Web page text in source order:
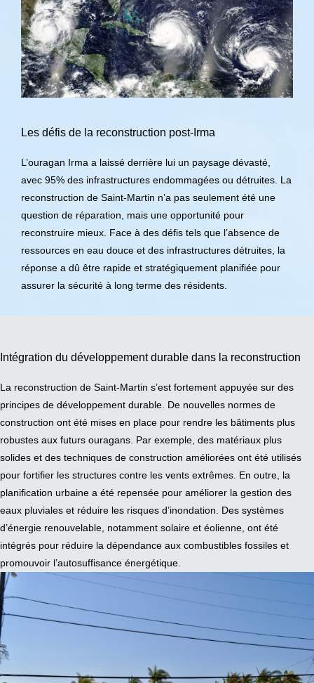
Les défis de la reconstruction post-Irma
L’ouragan Irma a laissé derrière lui un paysage dévasté,
avec 95% des infrastructures endommagées ou détruites. La
reconstruction de Saint-Martin n’a pas seulement été une
question de réparation, mais une opportunité pour
reconstruire mieux. Face à des défis tels que l’absence de
ressources en eau douce et des infrastructures détruites, la
réponse a dû être rapide et stratégiquement planifiée pour
assurer la sécurité à long terme des résidents.
Intégration du développement durable dans la reconstruction
La reconstruction de Saint-Martin s’est fortement appuyée sur des
principes de développement durable. De nouvelles normes de
construction ont été mises en place pour rendre les bâtiments plus
robustes aux futurs ouragans. Par exemple, des matériaux plus
solides et des techniques de construction améliorées ont été utilisés
pour fortifier les structures contre les vents extrêmes. En outre, la
planification urbaine a été repensée pour améliorer la gestion des
eaux pluviales et réduire les risques d’inondation. Des systèmes
d’énergie renouvelable, notamment solaire et éolienne, ont été
intégrés pour réduire la dépendance aux combustibles fossiles et
promouvoir l’autosuffisance énergétique.